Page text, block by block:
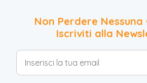
Non Perdere
Iscriviti alla